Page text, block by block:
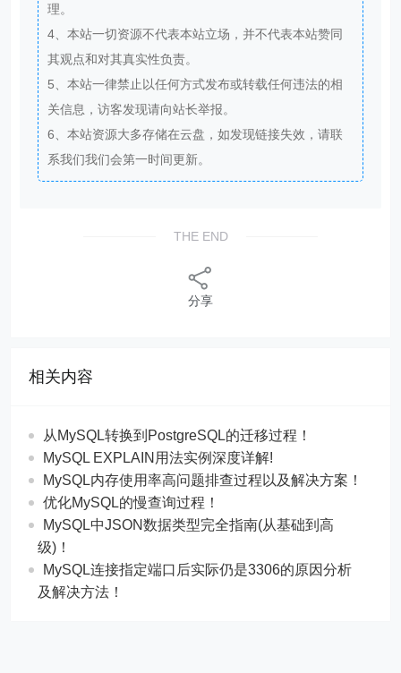
理。
4、本站一切资源不代表本站立场，并不代表本站赞同
其观点和对其真实性负责。
5、本站一律禁止以任何方式发布或转载任何违法的相
关信息，访客发现请向站长举报。
6、本站资源大多存储在云盘，如发现链接失效，请联
系我们我们会第一时间更新。
THE END
分享
相关内容
从MySQL转换到PostgreSQL的迁移过程！
MySQL EXPLAIN用法实例深度详解!
MySQL内存使用率高问题排查过程以及解决方案！
优化MySQL的慢查询过程！
MySQL中JSON数据类型完全指南(从基础到高
级)！
MySQL连接指定端口后实际仍是3306的原因分析
及解决方法！